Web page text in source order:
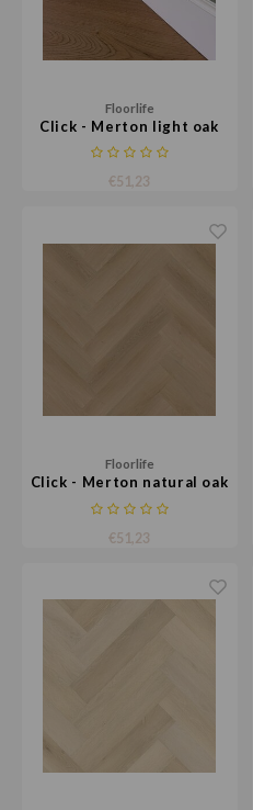
Floorlife
Click - Merton light oak
€51,23
Floorlife
Click - Merton natural oak
€51,23